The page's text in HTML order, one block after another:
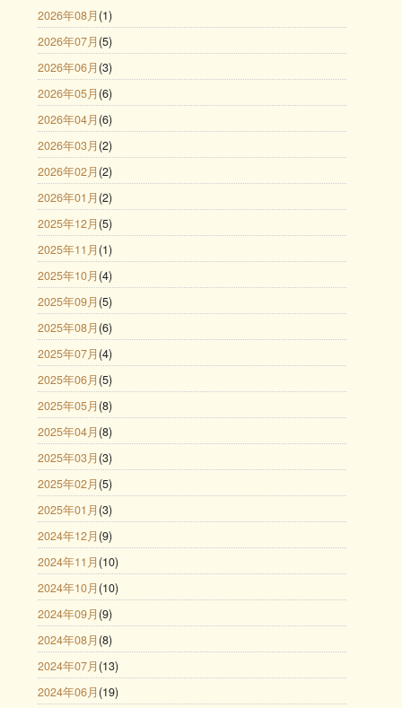
2026年08月 (1)
2026年07月 (5)
2026年06月 (3)
2026年05月 (6)
2026年04月 (6)
2026年03月 (2)
2026年02月 (2)
2026年01月 (2)
2025年12月 (5)
2025年11月 (1)
2025年10月 (4)
2025年09月 (5)
2025年08月 (6)
2025年07月 (4)
2025年06月 (5)
2025年05月 (8)
2025年04月 (8)
2025年03月 (3)
2025年02月 (5)
2025年01月 (3)
2024年12月 (9)
2024年11月 (10)
2024年10月 (10)
2024年09月 (9)
2024年08月 (8)
2024年07月 (13)
2024年06月 (19)